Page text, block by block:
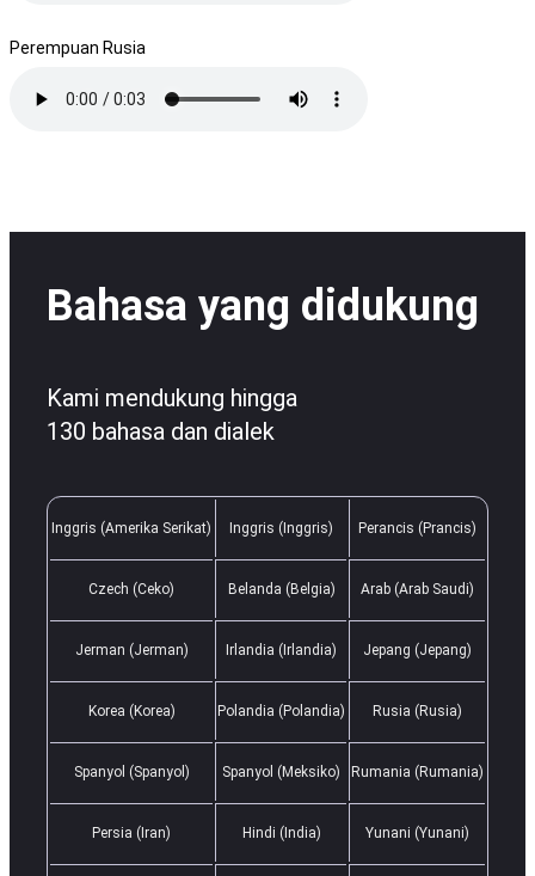
Perempuan Rusia
Bahasa yang didukung
Kami mendukung hingga
130 bahasa dan dialek
Inggris (Amerika Serikat) Inggris (Inggris) Perancis (Prancis)
Czech (Ceko) Belanda (Belgia) Arab (Arab Saudi)
Jerman (Jerman) Irlandia (Irlandia) Jepang (Jepang)
Korea (Korea) Polandia (Polandia) Rusia (Rusia)
Spanyol (Spanyol) Spanyol (Meksiko) Rumania (Rumania)
Persia (Iran) Hindi (India) Yunani (Yunani)